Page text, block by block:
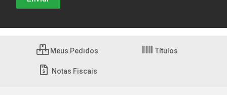
Meus Pedidos Títulos
Notas Fiscais